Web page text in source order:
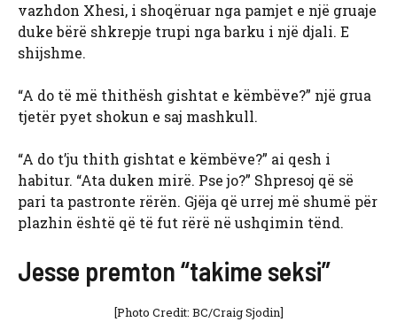
vazhdon Xhesi, i shoqëruar nga pamjet e një gruaje
duke bërë shkrepje trupi nga barku i një djali. E
shijshme.
“A do të më thithësh gishtat e këmbëve?” një grua
tjetër pyet shokun e saj mashkull.
“A do t’ju thith gishtat e këmbëve?” ai qesh i
habitur. “Ata duken mirë. Pse jo?” Shpresoj që së
pari ta pastronte rërën. Gjëja që urrej më shumë për
plazhin është që të fut rërë në ushqimin tënd.
Jesse premton “takime seksi”
[Photo Credit: BC/Craig Sjodin]